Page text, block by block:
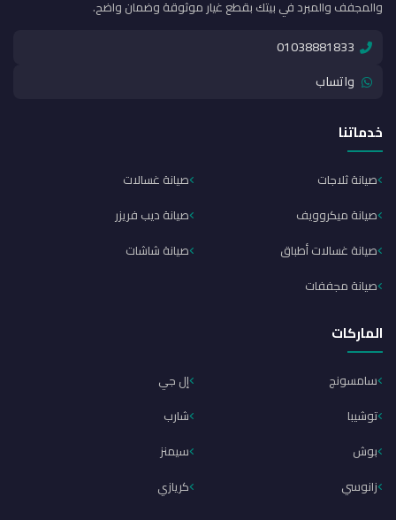
والمجفف والمبرد في بيتك بقطع غيار موثوقة وضمان واضح.
01038881833
واتساب
خدماتنا
صيانة ثلاجات
صيانة غسالات
صيانة ميكروويف
صيانة ديب فريزر
صيانة غسالات أطباق
صيانة شاشات
صيانة مجففات
الماركات
سامسونج
إل جي
توشيبا
شارب
بوش
سيمنز
زانوسي
كريازي